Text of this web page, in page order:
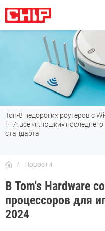
Топ-8 недорогих роутеров с
Fi 7: все «плюшки» последнего
стандарта
Новости
В Tom's Hardware
процессоров для
2024